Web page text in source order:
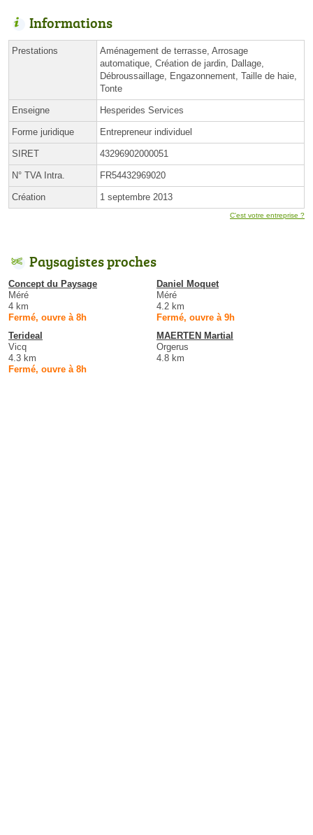
Informations
Prestations
Aménagement de terrasse, Arrosage
automatique, Création de jardin, Dallage,
Débroussaillage, Engazonnement, Taille de haie,
Tonte
Enseigne Hesperides Services
Forme juridique Entrepreneur individuel
SIRET 43296902000051
N° TVA Intra. FR54432969020
Création 1 septembre 2013
C'est votre entreprise ?
Paysagistes proches
Concept du Paysage
Méré
4 km
Fermé, ouvre à 8h
Daniel Moquet
Méré
4.2 km
Fermé, ouvre à 9h
Terideal
Vicq
4.3 km
Fermé, ouvre à 8h
MAERTEN Martial
Orgerus
4.8 km